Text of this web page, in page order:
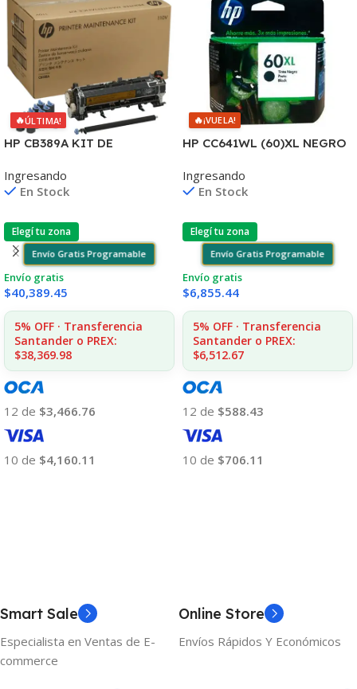
🔥ÚLTIMA!
HP CB389A KIT DE
P4014/4015/4515 225.000
CPS
Ingresando
En Stock
Elegí tu zona
Envío Gratis Programable
Envío gratis
$40,389.45
5% OFF · Transferencia
Santander o PREX:
$38,369.98
12 de $3,466.76
10 de $4,160.11
🔥¡VUELA!
HP CC641WL (60)XL NEGRO
F4580/F4280/F4480/D110
Ingresando
En Stock
Elegí tu zona
Envío Gratis Programable
Envío gratis
$6,855.44
5% OFF · Transferencia
Santander o PREX:
$6,512.67
12 de $588.43
10 de $706.11
Smart Sale
Especialista en Ventas de E-
commerce
Online Store
Envíos Rápidos Y Económicos